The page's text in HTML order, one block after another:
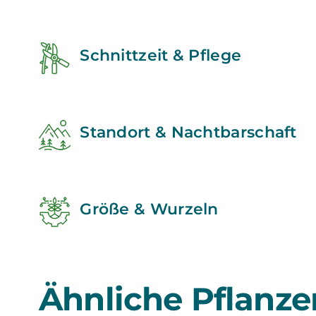
Schnittzeit & Pflege
Standort & Nachtbarschaft
Größe & Wurzeln
Ähnliche